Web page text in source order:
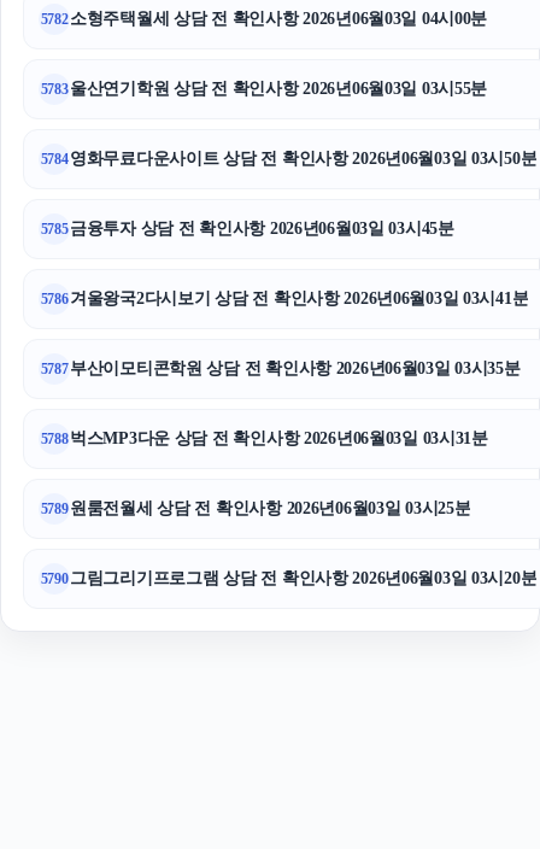
5782소형주택월세 상담 전 확인사항 2026년06월03일 04시00분
5783울산연기학원 상담 전 확인사항 2026년06월03일 03시55분
5784영화무료다운사이트 상담 전 확인사항 2026년06월03일 03시50분
5785금융투자 상담 전 확인사항 2026년06월03일 03시45분
5786겨울왕국2다시보기 상담 전 확인사항 2026년06월03일 03시41분
5787부산이모티콘학원 상담 전 확인사항 2026년06월03일 03시35분
5788벅스MP3다운 상담 전 확인사항 2026년06월03일 03시31분
5789원룸전월세 상담 전 확인사항 2026년06월03일 03시25분
5790그림그리기프로그램 상담 전 확인사항 2026년06월03일 03시20분